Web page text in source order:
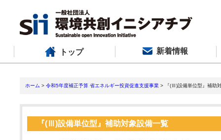
トップ 新着情報
ホーム > 令和5年度補正予算 省エネルギー投資促進支援事業 > 『(Ⅲ)設備単位型』補助
『(Ⅲ)設備単位型』補助対象設備一覧